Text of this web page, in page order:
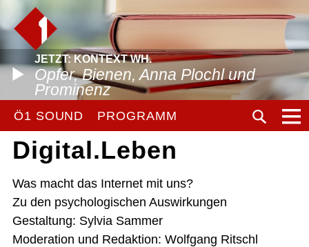
JETZT: KONTEXT WH.
Opfer, Bienen, Anna Plochl und
Prominenz
Ö1 SOUND PROGRAMM
Digital.Leben
Was macht das Internet mit uns?
Zu den psychologischen Auswirkungen
Gestaltung: Sylvia Sammer
Moderation und Redaktion: Wolfgang Ritschl